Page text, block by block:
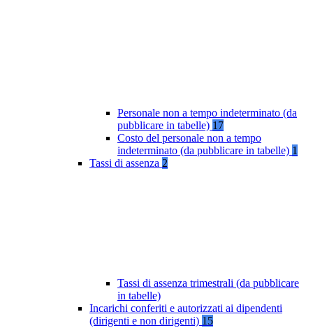
Personale non a tempo indeterminato (da
pubblicare in tabelle) 17
Costo del personale non a tempo
indeterminato (da pubblicare in tabelle) 1
Tassi di assenza 2
Tassi di assenza trimestrali (da pubblicare
in tabelle)
Incarichi conferiti e autorizzati ai dipendenti
(dirigenti e non dirigenti) 15